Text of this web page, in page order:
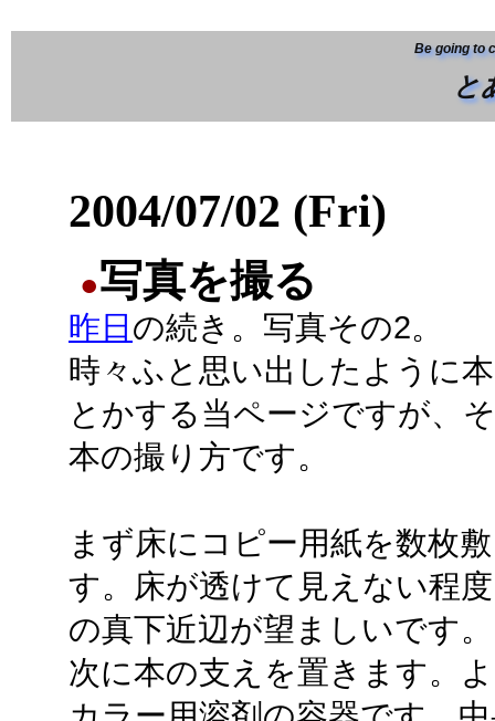
Be going to
と
2004/07/02 (Fri)
●写真を撮る
昨日 の続き。写真その2。
時々ふと思い出したように
とかする当ページですが、
本の撮り方です。
まず床にコピー用紙を数枚
す。床が透けて見えない程
の真下近辺が望ましいです。
次に本の支えを置きます。